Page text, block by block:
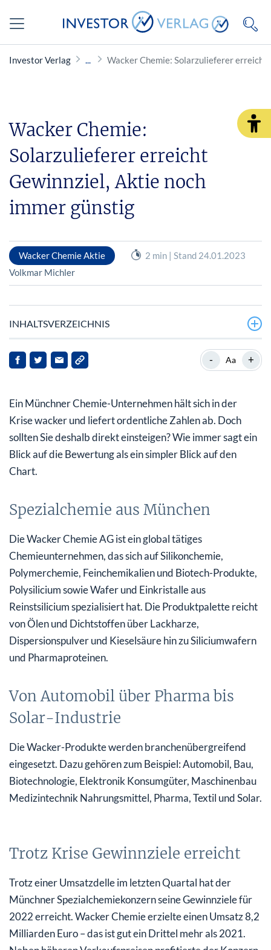
Investor Verlag Wacker Chemie: Solarzulieferer
Wacker Chemie:
Solarzulieferer erreicht
Gewinnziel, Aktie noch
immer günstig
Wacker Chemie Aktie
2 min | Stand 24.01.2023
Volkmar Michler
INHALTSVERZEICHNIS
Spezialchemie aus München
Trotz Krise Gewinnziele erreicht
Chemie-Aktie bewegt sich noch im Abwärtstrend
Analysten sehen maximales Kurspotenzial von 40%
- Aa +
Ein Münchner Chemie-Unternehmen hält sich in der
Krise wacker und liefert ordentliche Zahlen ab. Doch
sollten Sie deshalb direkt einsteigen? Wie immer sagt ein
Blick auf die Bewertung als ein simpler Blick auf den
Chart.
Spezialchemie aus München
Die Wacker Chemie AG ist ein global tätiges
Chemieunternehmen, das sich auf Silikonchemie,
Polymerchemie, Feinchemikalien und Biotech-Produkte,
Polysilicium sowie Wafer und Einkristalle aus
Reinstsilicium spezialisiert hat. Die Produktpalette reicht
von Ölen und Dichtstoffen über Lackharze,
Dispersionspulver und Kieselsäure hin zu Siliciumwafern
und Pharmaproteinen.
Von Automobil über Pharma bis
Solar-Industrie
Die Wacker-Produkte werden branchenübergreifend
eingesetzt. Dazu gehören zum Beispiel: Automobil, Bau,
Biotechnologie, Elektronik Konsumgüter, Maschinenbau
Medizintechnik Nahrungsmittel, Pharma, Textil und Solar.
Trotz Krise Gewinnziele erreicht
Trotz einer Umsatzdelle im letzten Quartal hat der
Münchner Spezialchemiekonzern seine Gewinnziele für
2022 erreicht. Wacker Chemie erzielte einen Umsatz 8,2
Milliarden Euro – das ist gut ein Drittel mehr als 2021.